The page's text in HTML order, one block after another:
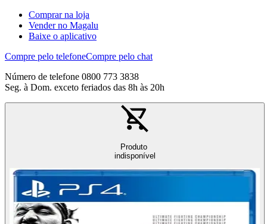
Comprar na loja
Vender no Magalu
Baixe o aplicativo
Compre pelo telefoneCompre pelo chat
Número de telefone 0800 773 3838
Seg. à Dom. exceto feriados das 8h às 20h
Produto
indisponível